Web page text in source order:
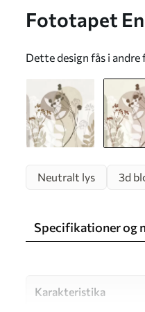
Fototapet
med
w09906v1
Dette design fås i andre
Neutralt lys 3d
Specifikationer og
Karakteristika